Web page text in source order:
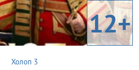
12+
Холоп 3